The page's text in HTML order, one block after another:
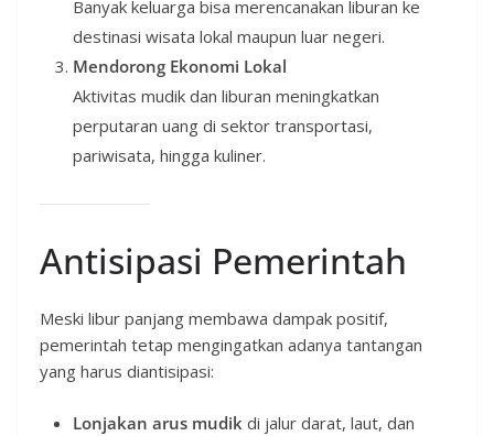
Banyak keluarga bisa merencanakan liburan ke
destinasi wisata lokal maupun luar negeri.
Mendorong Ekonomi Lokal
Aktivitas mudik dan liburan meningkatkan
perputaran uang di sektor transportasi,
pariwisata, hingga kuliner.
Antisipasi Pemerintah
Meski libur panjang membawa dampak positif,
pemerintah tetap mengingatkan adanya tantangan
yang harus diantisipasi:
Lonjakan arus mudik di jalur darat, laut, dan